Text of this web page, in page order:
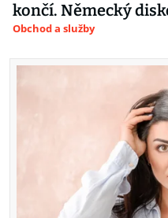
končí. Německý
Obchod a služby